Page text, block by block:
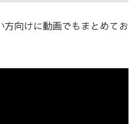
向けに動画でもまとめてお